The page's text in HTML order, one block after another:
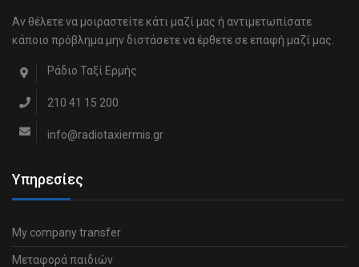
Αν θέλετε να μοιραστείτε κάτι μαζί μας ή αντιμετωπίσατε
κάποιο πρόβλημα μην διστάσετε να έρθετε σε επαφή μαζί μας.
Ράδιο Ταξί Ερμής
210 41 15 200
info@radiotaxiermis.gr
Υπηρεσίες
My company transfer
Μεταφορά παιδιών